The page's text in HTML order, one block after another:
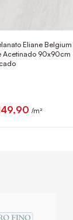
Eliane
Acetinado 90x90cm
/m²